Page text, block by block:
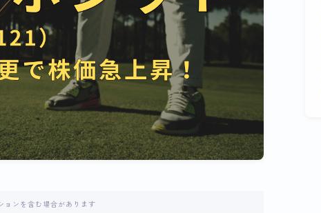
ョンを含む場合があります